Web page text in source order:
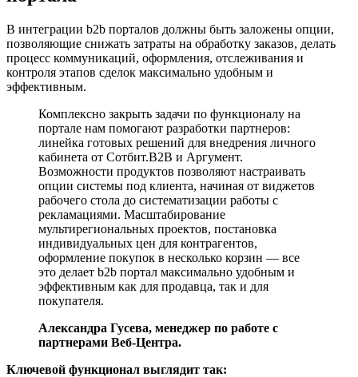
В интеграции b2b порталов должны быть заложены опции,
позволяющие снижать затраты на обработку заказов, делать
процесс коммуникаций, оформления, отслеживания и
контроля этапов сделок максимально удобным и
эффективным.
Комплексно закрыть задачи по функционалу на
портале нам помогают разработки партнеров:
линейка готовых решений для внедрения личного
кабинета от Сотбит.B2B и Аргумент.
Возможности продуктов позволяют настраивать
опции системы под клиента, начиная от виджетов
рабочего стола до систематизации работы с
рекламациями. Масштабирование
мультирегиональных проектов, постановка
индивидуальных цен для контрагентов,
оформление покупок в несколько корзин — все
это делает b2b портал максимально удобным и
эффективным как для продавца, так и для
покупателя.
Александра Гусева, менеджер по работе с
партнерами Веб-Центра.
Ключевой функционал выглядит так: